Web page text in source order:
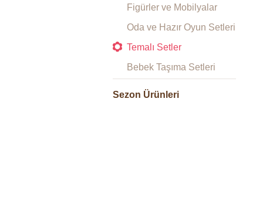
Figürler ve Mobilyalar
Oda ve Hazır Oyun Setleri
Temalı Setler
Bebek Taşıma Setleri
Sezon Ürünleri